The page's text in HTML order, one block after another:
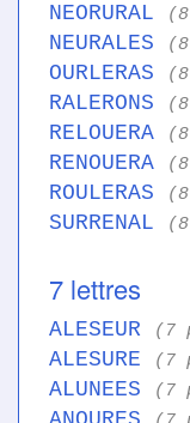
NEORURAL
NEURALES
OURLERAS
RALERONS
RELOUERA
RENOUERA
ROULERAS
SURRENAL
7 lettres
ALESEUR (7
ALESURE (7
ALUNEES (7